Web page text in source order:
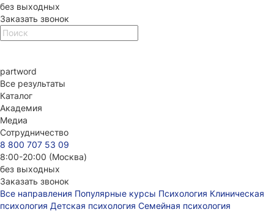
без выходных
Заказать звонок
partword
Все результаты
Каталог
Академия
Медиа
Сотрудничество
8 800 707 53 09
8:00-20:00 (Москва)
без выходных
Заказать звонок
Все направления Популярные курсы Психология Клиническая
психология Детская психология Семейная психология